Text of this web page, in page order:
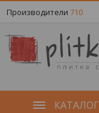
Производители 710